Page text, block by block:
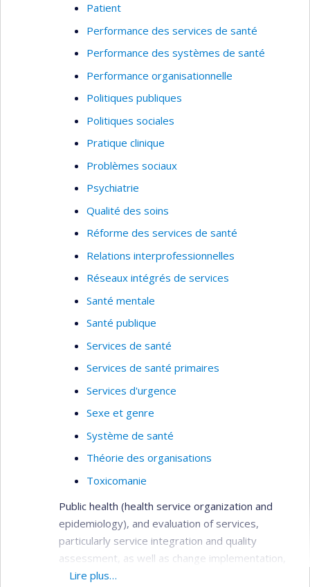
Patient
Performance des services de santé
Performance des systèmes de santé
Performance organisationnelle
Politiques publiques
Politiques sociales
Pratique clinique
Problèmes sociaux
Psychiatrie
Qualité des soins
Réforme des services de santé
Relations interprofessionnelles
Réseaux intégrés de services
Santé mentale
Santé publique
Services de santé
Services de santé primaires
Services d'urgence
Sexe et genre
Système de santé
Théorie des organisations
Toxicomanie
Public health (health service organization and
epidemiology), and evaluation of services,
particularly service integration and quality
assessment, as well as change implementation,
needs assessment, primary care services,
Lire plus…